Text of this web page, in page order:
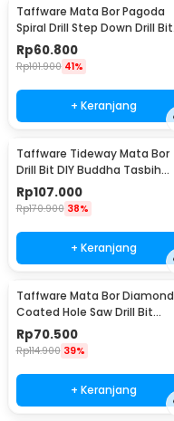
Taffware Mata Bor Pagoda
Spiral Drill Step Down Drill Bit
Tipe 2 5 PCS - BIHH463A
Rp60.800
Rp101.900 41%
+ Keranjang
Taffware Tideway Mata Bor
Drill Bit DIY Buddha Tasbih
Beads 2mm 2 PCS 8mm
Rp107.000
Rp170.900 38%
+ Keranjang
Taffware Mata Bor Diamond
Coated Hole Saw Drill Bit
6mm-50mm 15 PCS - GJ0105
Rp70.500
Rp114.900 39%
+ Keranjang